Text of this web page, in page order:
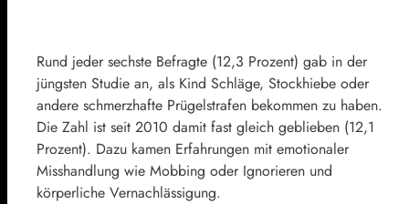
Rund jeder sechste Befragte (12,3 Prozent) gab in der
jüngsten Studie an, als Kind Schläge, Stockhiebe oder
andere schmerzhafte Prügelstrafen bekommen zu haben.
Die Zahl ist seit 2010 damit fast gleich geblieben (12,1
Prozent). Dazu kamen Erfahrungen mit emotionaler
Misshandlung wie Mobbing oder Ignorieren und
körperliche Vernachlässigung.